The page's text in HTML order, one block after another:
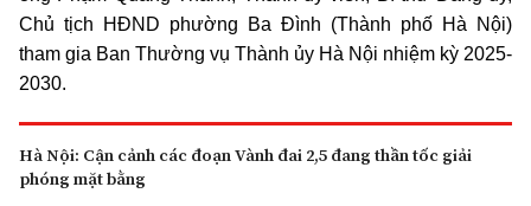
Chủ tịch HĐND phường Ba Đình (Thành phố Hà Nội)
tham gia Ban Thường vụ Thành ủy Hà Nội nhiệm kỳ 2025-
2030.
Hà Nội: Cận cảnh các đoạn Vành đai 2,5 đang thần tốc giải
phóng mặt bằng